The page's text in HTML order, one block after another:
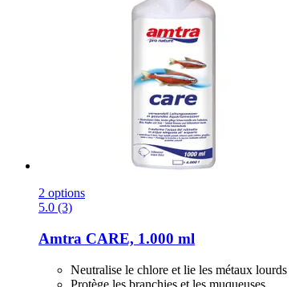
2 options
5.0 (3)
Amtra CARE, 1.000 ml
Neutralise le chlore et lie les métaux lourds
Protège les branchies et les muqueuses